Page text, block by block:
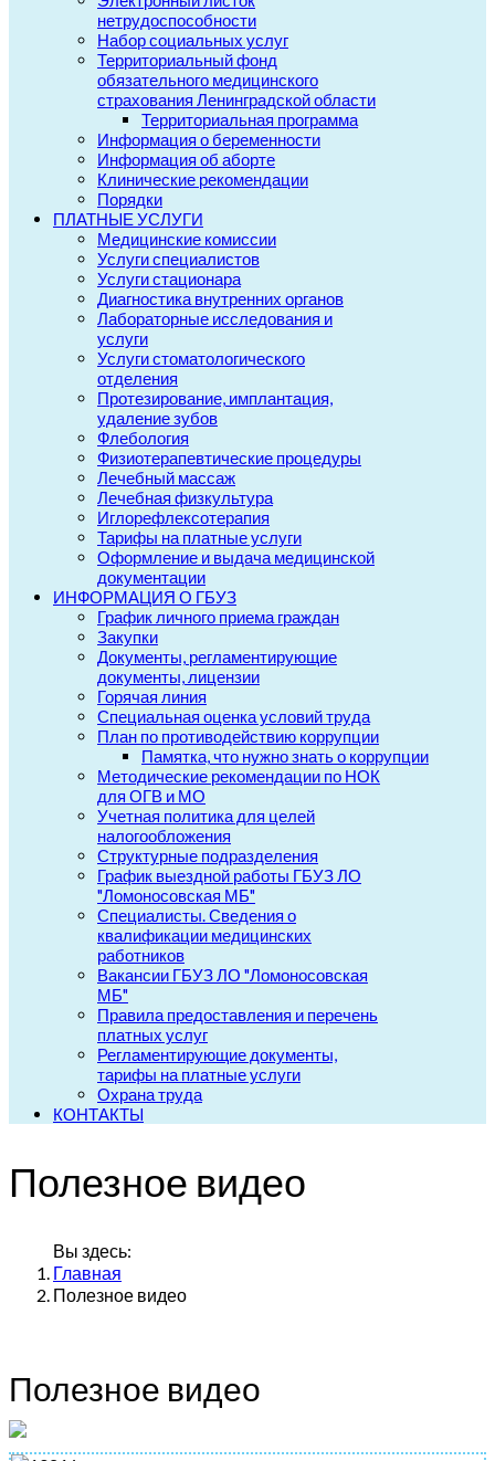
нетрудоспособности
Набор социальных услуг
Территориальный фонд
обязательного медицинского
страхования Ленинградской области
Территориальная программа
Информация о беременности
Информация об аборте
Клинические рекомендации
Порядки
ПЛАТНЫЕ УСЛУГИ
Медицинские комиссии
Услуги специалистов
Услуги стационара
Диагностика внутренних органов
Лабораторные исследования и
услуги
Услуги стоматологического
отделения
Протезирование, имплантация,
удаление зубов
Флебология
Физиотерапевтические процедуры
Лечебный массаж
Лечебная физкультура
Иглорефлексотерапия
Тарифы на платные услуги
Оформление и выдача медицинской
документации
ИНФОРМАЦИЯ О ГБУЗ
График личного приема граждан
Закупки
Документы, регламентирующие
документы, лицензии
Горячая линия
Специальная оценка условий труда
План по противодействию коррупции
Памятка, что нужно знать о коррупции
Методические рекомендации по НОК
для ОГВ и МО
Учетная политика для целей
налогообложения
Структурные подразделения
График выездной работы ГБУЗ ЛО
"Ломоносовская МБ"
Специалисты. Сведения о
квалификации медицинских
работников
Вакансии ГБУЗ ЛО "Ломоносовская
МБ"
Правила предоставления и перечень
платных услуг
Регламентирующие документы,
тарифы на платные услуги
Охрана труда
КОНТАКТЫ
Полезное видео
Вы здесь:
Главная
Полезное видео
Полезное видео